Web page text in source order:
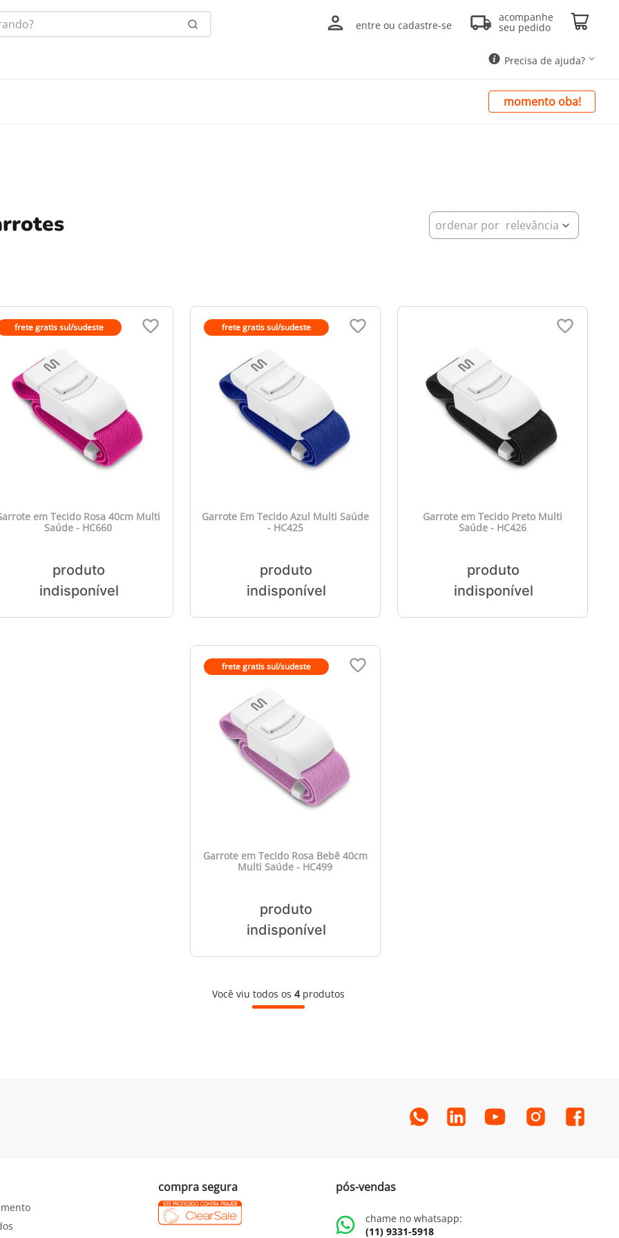
entre ou cadastre-se
acompanhe
seu pedido
Precisa de ajuda?
momento oba!
ordenar por relevância
frete gratis sul/sudeste
em Tecido Rosa 40cm Multi
Saúde - HC660
frete gratis sul/sudeste
Garrote Em Tecido Azul Multi Saúde
- HC425
Garrote em Tecido Preto Multi
Saúde - HC426
frete gratis sul/sudeste
Garrote em Tecido Rosa Bebê 40cm
Multi Saúde - HC499
Você viu todos os 4produtos
compra segura pós-vendas
chame no whatsapp:
(11) 9331-5918